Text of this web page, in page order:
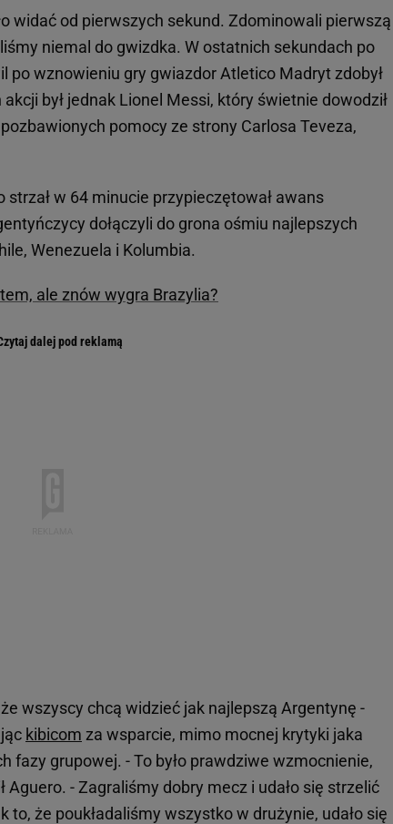
widać od pierwszych sekund. Zdominowali pierwszą
niemal do gwizdka. W ostatnich sekundach po
po wznowieniu gry gwiazdor Atletico Madryt zdobył
był jednak Lionel Messi, który świetnie dowodził
pomocy ze strony Carlosa Teveza,
strzał w 64 minucie przypieczętował awans
dołączyli do grona ośmiu najlepszych
Wenezuela i Kolumbia.
ale znów wygra Brazylia?
wszyscy chcą widzieć jak najlepszą Argentynę -
kibicom za wsparcie, mimo mocnej krytyki jaka
fazy grupowej. - To było prawdziwe wzmocnienie,
- Zagraliśmy dobry mecz i udało się strzelić
że poukładaliśmy wszystko w drużynie, udało się